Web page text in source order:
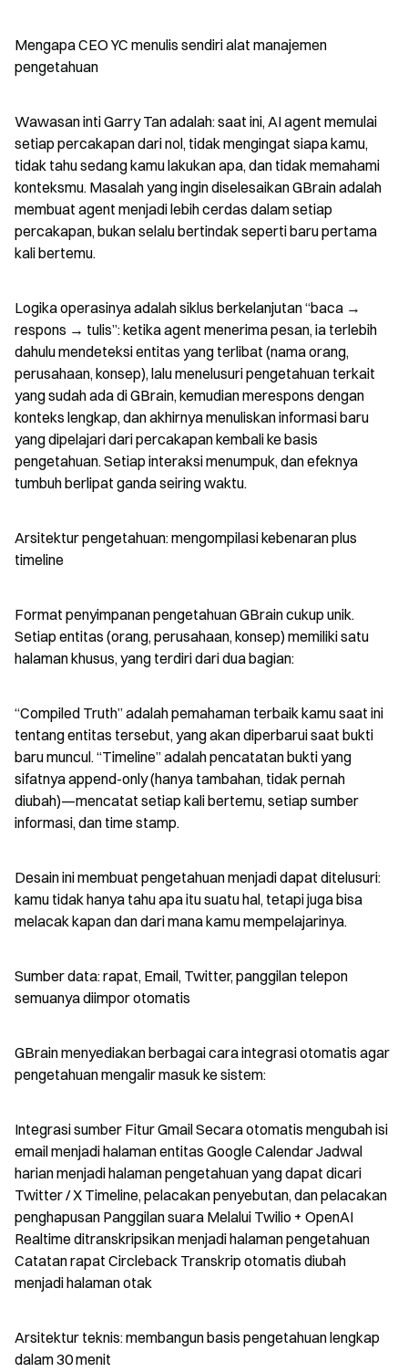
Mengapa CEO YC menulis sendiri alat manajemen
pengetahuan
Wawasan inti Garry Tan adalah: saat ini, AI agent memulai
setiap percakapan dari nol, tidak mengingat siapa kamu,
tidak tahu sedang kamu lakukan apa, dan tidak memahami
konteksmu. Masalah yang ingin diselesaikan GBrain adalah
membuat agent menjadi lebih cerdas dalam setiap
percakapan, bukan selalu bertindak seperti baru pertama
kali bertemu.
Logika operasinya adalah siklus berkelanjutan “baca →
respons → tulis”: ketika agent menerima pesan, ia terlebih
dahulu mendeteksi entitas yang terlibat (nama orang,
perusahaan, konsep), lalu menelusuri pengetahuan terkait
yang sudah ada di GBrain, kemudian merespons dengan
konteks lengkap, dan akhirnya menuliskan informasi baru
yang dipelajari dari percakapan kembali ke basis
pengetahuan. Setiap interaksi menumpuk, dan efeknya
tumbuh berlipat ganda seiring waktu.
Arsitektur pengetahuan: mengompilasi kebenaran plus
timeline
Format penyimpanan pengetahuan GBrain cukup unik.
Setiap entitas (orang, perusahaan, konsep) memiliki satu
halaman khusus, yang terdiri dari dua bagian:
“Compiled Truth” adalah pemahaman terbaik kamu saat ini
tentang entitas tersebut, yang akan diperbarui saat bukti
baru muncul. “Timeline” adalah pencatatan bukti yang
sifatnya append-only (hanya tambahan, tidak pernah
diubah)—mencatat setiap kali bertemu, setiap sumber
informasi, dan time stamp.
Desain ini membuat pengetahuan menjadi dapat ditelusuri:
kamu tidak hanya tahu apa itu suatu hal, tetapi juga bisa
melacak kapan dan dari mana kamu mempelajarinya.
Sumber data: rapat, Email, Twitter, panggilan telepon
semuanya diimpor otomatis
GBrain menyediakan berbagai cara integrasi otomatis agar
pengetahuan mengalir masuk ke sistem:
Integrasi sumber Fitur Gmail Secara otomatis mengubah isi
email menjadi halaman entitas Google Calendar Jadwal
harian menjadi halaman pengetahuan yang dapat dicari
Twitter / X Timeline, pelacakan penyebutan, dan pelacakan
penghapusan Panggilan suara Melalui Twilio + OpenAI
Realtime ditranskripsikan menjadi halaman pengetahuan
Catatan rapat Circleback Transkrip otomatis diubah
menjadi halaman otak
Arsitektur teknis: membangun basis pengetahuan lengkap
dalam 30 menit